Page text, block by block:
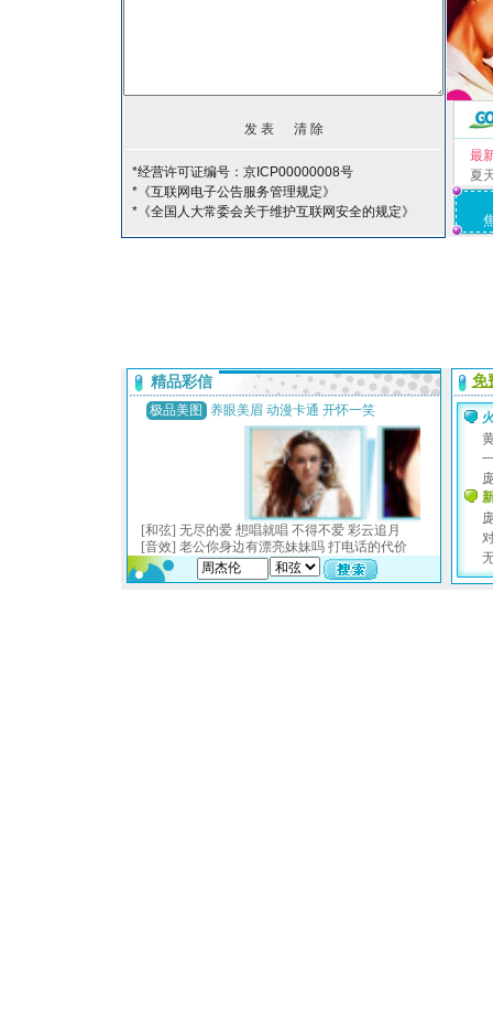
*经营许可证编号：京ICP00000008号
*《互联网电子公告服务管理规定》
*《全国人大常委会关于维护互联网安全的规定》
最
夏